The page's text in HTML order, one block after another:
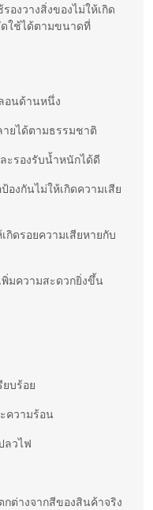
องวางสิ่งของไม่ให้เกิด
ดใช้ได้ตามขนาดที่
อนด้านหนึ่ง
ยได้ตามธรรมชาติ
ะรองรับน้ำหนักได้ดี
องกันไม่ให้เกิดความเสีย
กิดรอยความเสียหายกับ
พิ่มความสะดวกยิ่งขึ้น
ยบร้อย
ความร้อน
ลวไฟ
ต่างจากสีของสินค้าจริง